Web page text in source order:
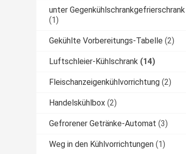
unter Gegenkühlschrankgefrierschrank
(1)
Gekühlte Vorbereitungs-Tabelle (2)
Luftschleier-Kühlschrank (14)
Fleischanzeigenkühlvorrichtung (2)
Handelskühlbox (2)
Gefrorener Getränke-Automat (3)
Weg in den Kühlvorrichtungen (1)